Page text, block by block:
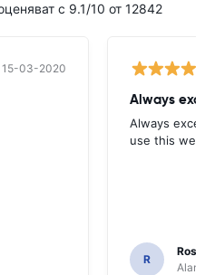
с 9.1/10 от 12842
15-03-2020
Always
Always
use this
R